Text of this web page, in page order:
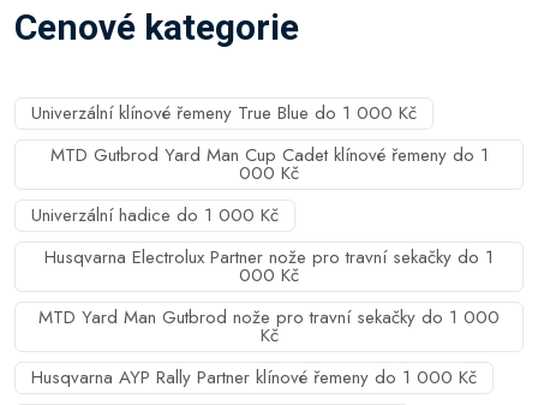
Cenové kategorie
Univerzální klínové řemeny True Blue do 1 000 Kč
MTD Gutbrod Yard Man Cup Cadet klínové řemeny do 1
000 Kč
Univerzální hadice do 1 000 Kč
Husqvarna Electrolux Partner nože pro travní sekačky do 1
000 Kč
MTD Yard Man Gutbrod nože pro travní sekačky do 1 000
Kč
Husqvarna AYP Rally Partner klínové řemeny do 1 000 Kč